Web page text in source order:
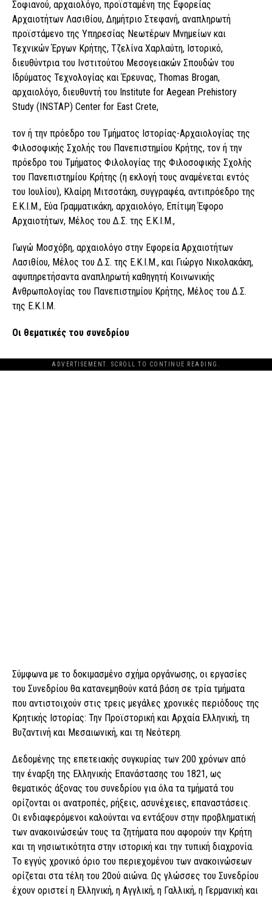
Σοφιανού, αρχαιολόγο, προϊσταμένη της Εφορείας
Αρχαιοτήτων Λασιθίου, Δημήτριο Στεφανή, αναπληρωτή
προϊστάμενο της Υπηρεσίας Νεωτέρων Μνημείων και
Τεχνικών Έργων Κρήτης, Τζελίνα Χαρλαύτη, Ιστορικό,
διευθύντρια του Ινστιτούτου Μεσογειακών Σπουδών του
Ιδρύματος Τεχνολογίας και Έρευνας, Thomas Brogan,
αρχαιολόγο, διευθυντή του Institute for Aegean Prehistory
Study (INSTAP) Center for East Crete,
τον ή την πρόεδρο του Τμήματος Ιστορίας-Αρχαιολογίας της
Φιλοσοφικής Σχολής του Πανεπιστημίου Κρήτης, τον ή την
πρόεδρο του Τμήματος Φιλολογίας της Φιλοσοφικής Σχολής
του Πανεπιστημίου Κρήτης (η εκλογή τους αναμένεται εντός
του Ιουλίου), Κλαίρη Μιτσοτάκη, συγγραφέα, αντιπρόεδρο της
Ε.Κ.Ι.Μ., Εύα Γραμματικάκη, αρχαιολόγο, Επίτιμη Έφορο
Αρχαιοτήτων, Μέλος του Δ.Σ. της Ε.Κ.Ι.Μ.,
Γωγώ Μοσχόβη, αρχαιολόγο στην Εφορεία Αρχαιοτήτων
Λασιθίου, Μέλος του Δ.Σ. της Ε.Κ.Ι.Μ., και Γιώργο Νικολακάκη,
αφυπηρετήσαντα αναπληρωτή καθηγητή Κοινωνικής
Ανθρωπολογίας του Πανεπιστημίου Κρήτης, Μέλος του Δ.Σ.
της Ε.Κ.Ι.Μ.
Οι θεματικές του συνεδρίου
ADVERTISEMENT. SCROLL TO CONTINUE READING.
Σύμφωνα με το δοκιμασμένο σχήμα οργάνωσης, οι εργασίες
του Συνεδρίου θα κατανεμηθούν κατά βάση σε τρία τμήματα
που αντιστοιχούν στις τρεις μεγάλες χρονικές περιόδους της
Κρητικής Ιστορίας: Την Προϊστορική και Αρχαία Ελληνική, τη
Βυζαντινή και Μεσαιωνική, και τη Νεότερη.
Δεδομένης της επετειακής συγκυρίας των 200 χρόνων από
την έναρξη της Ελληνικής Επανάστασης του 1821, ως
θεματικός άξονας του συνεδρίου για όλα τα τμήματά του
ορίζονται οι ανατροπές, ρήξεις, ασυνέχειες, επαναστάσεις.
Οι ενδιαφερόμενοι καλούνται να εντάξουν στην προβληματική
των ανακοινώσεών τους τα ζητήματα που αφορούν την Κρήτη
και τη νησιωτικότητα στην ιστορική και την τυπική διαχρονία.
Το εγγύς χρονικό όριο του περιεχομένου των ανακοινώσεων
ορίζεται στα τέλη του 20ού αιώνα. Ως γλώσσες του Συνεδρίου
έχουν οριστεί η Ελληνική, η Αγγλική, η Γαλλική, η Γερμανική και